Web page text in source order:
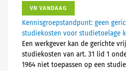
VN VANDAAG
Kennisgroepstandpunt: geen
studiekosten voor studietoelage
Een werkgever kan de gerichte
studiekosten van art. 31 lid 1
1964 niet toepassen op een